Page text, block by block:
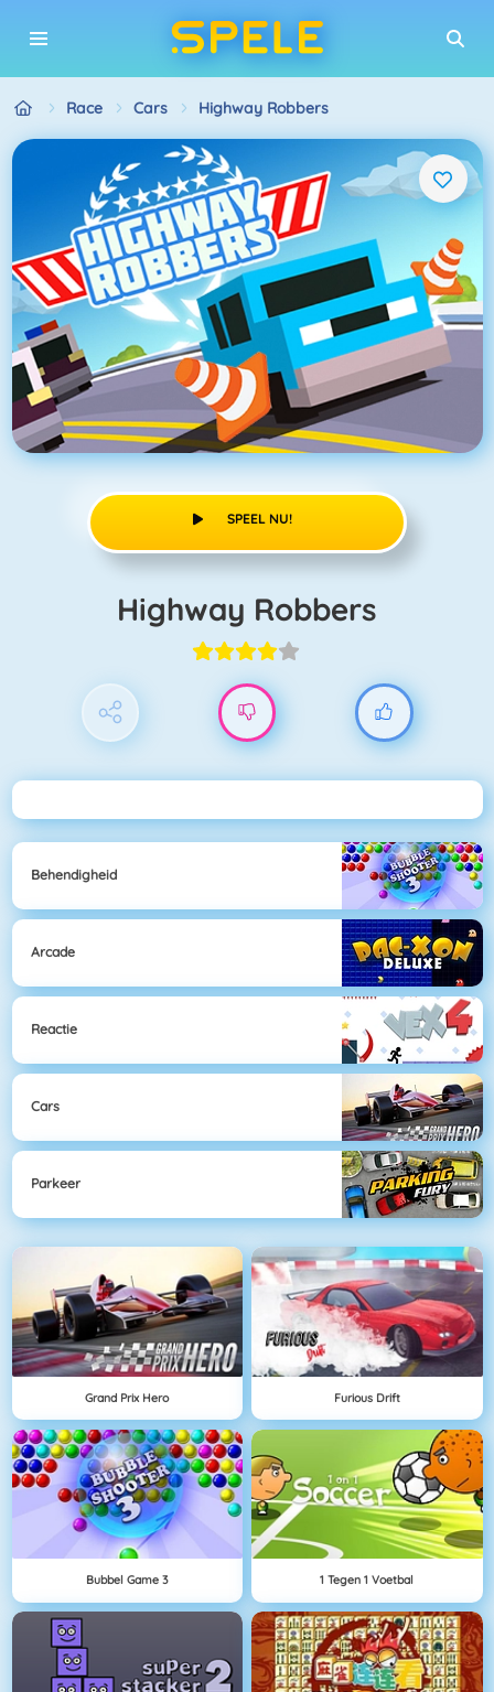
Race Cars Highway Robbers
SPEEL NU!
Highway Robbers
Behendigheid
Arcade
Reactie
Cars
Parkeer
Grand Prix Hero Furious Drift
Bubbel Game 3 1 Tegen 1 Voetbal